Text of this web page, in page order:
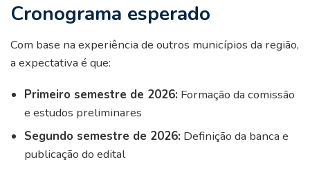
Cronograma esperado
Com base na experiência de outros municípios da região,
a expectativa é que:
Primeiro semestre de 2026: Formação da comissão
e estudos preliminares
Segundo semestre de 2026: Definição da banca e
publicação do edital